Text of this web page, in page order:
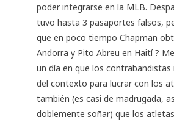
poder integrarse en la MLB.
tuvo hasta 3 pasaportes falsos,
que en poco tiempo Chapman
Andorra y Pito Abreu en Haití ?
un día en que los contrabandistas
del contexto para lucrar con los
también (es casi de madrugada,
doblemente soñar) que los